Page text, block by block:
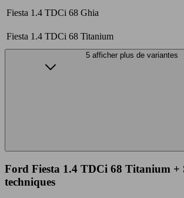
Fiesta 1.4 TDCi 68 Ghia
Fiesta 1.4 TDCi 68 Titanium
5 afficher plus de variantes
Ford Fiesta 1.4 TDCi 68 Titanium +
techniques